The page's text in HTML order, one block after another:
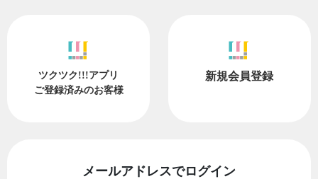
ツクツク!!!アプリ
ご登録済みのお客様
新規会員登録
メールアドレスでログイン